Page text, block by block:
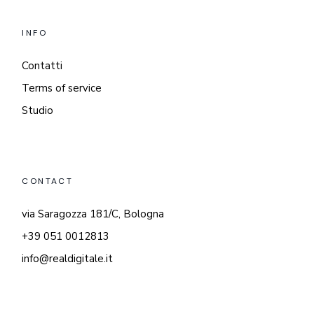
INFO
Contatti
Terms of service
Studio
CONTACT
via Saragozza 181/C, Bologna
+39 051 0012813
info@realdigitale.it